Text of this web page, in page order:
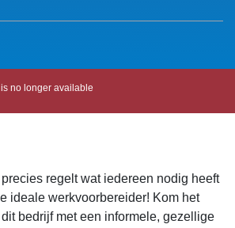
no longer available
regelt wat iedereen nodig heeft
ideale werkvoorbereider! Kom het
bedrijf met een informele, gezellige